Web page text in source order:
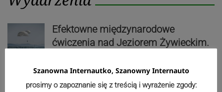
Efektowne międzynarodowe
ćwiczenia nad Jeziorem Żywieckim.
Szanowna Internautko, Szanowny Internauto
prosimy o zapoznanie się z treścią i wyrażenie zgody: